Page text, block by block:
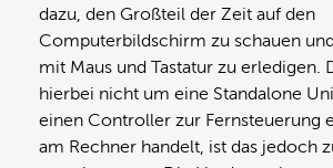
dazu, den Großteil der Zeit auf den
Computerbildschirm zu schauen
mit Maus und Tastatur zu erledigen.
hierbei nicht um eine Standalone
einen Controller zur Fernsteuerung
am Rechner handelt, ist das jedoch